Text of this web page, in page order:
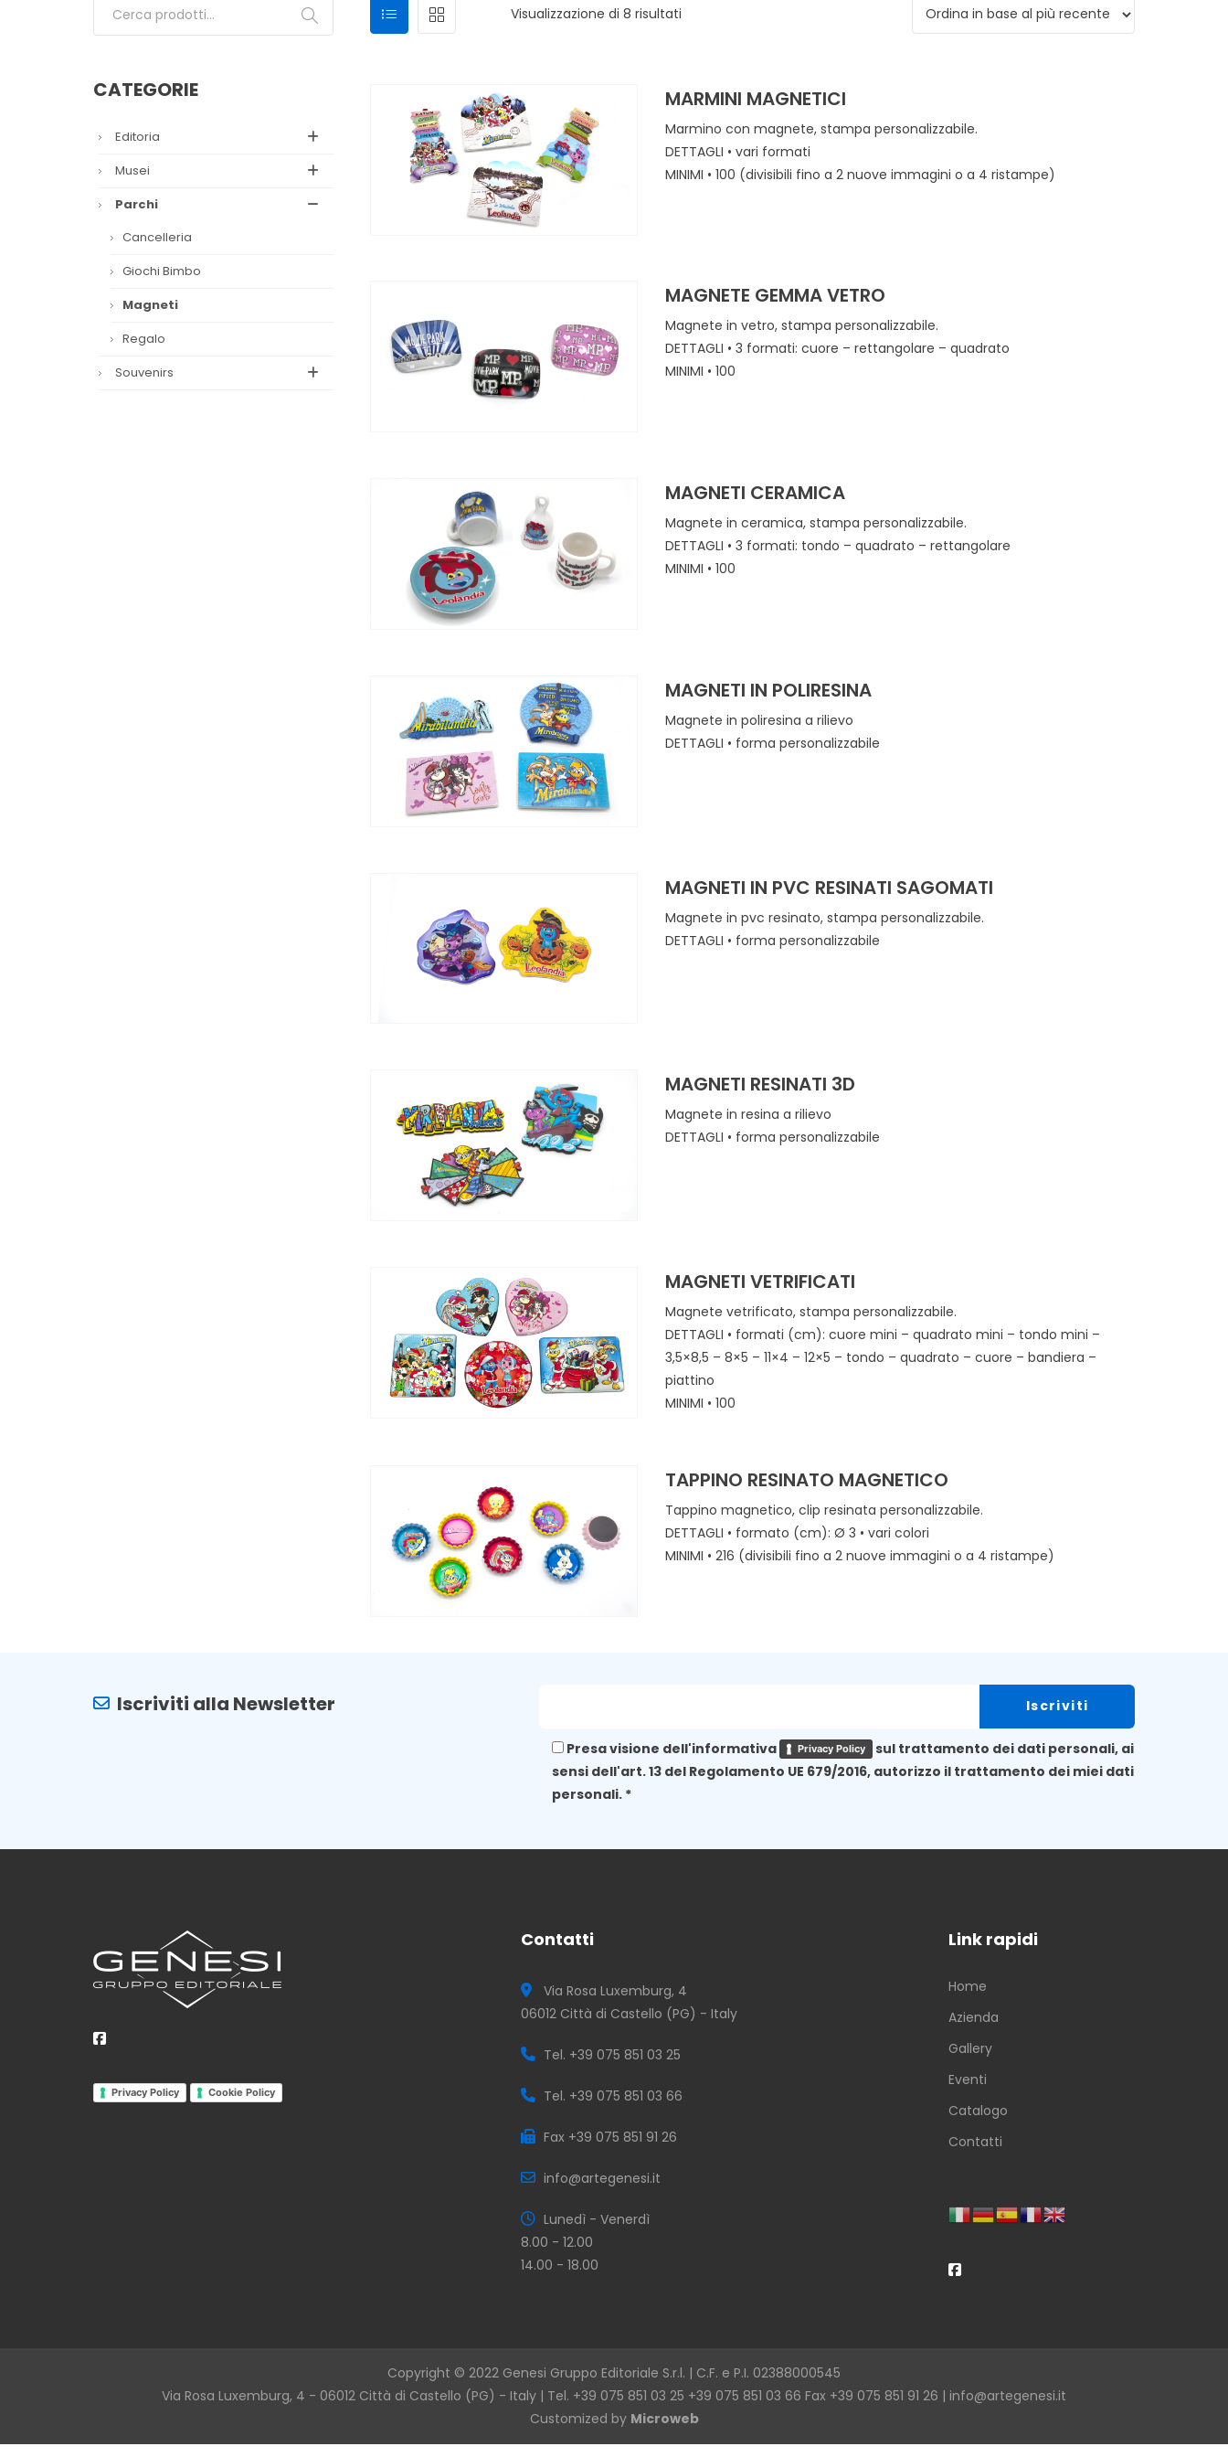
Visualizzazione di 8 risultatiOrdina in base al più recente
MARMINI MAGNETICI
Marmino con magnete, stampa personalizzabile.
DETTAGLI • vari formati
MINIMI • 100 (divisibili fino a 2 nuove immagini o a 4 ristampe)
MAGNETE GEMMA VETRO
Magnete in vetro, stampa personalizzabile.
DETTAGLI • 3 formati: cuore – rettangolare – quadrato
MINIMI • 100
MAGNETI CERAMICA
Magnete in ceramica, stampa personalizzabile.
DETTAGLI • 3 formati: tondo – quadrato – rettangolare
MINIMI • 100
MAGNETI IN POLIRESINA
Magnete in poliresina a rilievo
DETTAGLI • forma personalizzabile
MAGNETI IN PVC RESINATI SAGOMATI
Magnete in pvc resinato, stampa personalizzabile.
DETTAGLI • forma personalizzabile
MAGNETI RESINATI 3D
Magnete in resina a rilievo
DETTAGLI • forma personalizzabile
MAGNETI VETRIFICATI
Magnete vetrificato, stampa personalizzabile.
DETTAGLI • formati (cm): cuore mini – quadrato mini – tondo mini –
3,5×8,5 – 8×5 – 11×4 – 12×5 – tondo – quadrato – cuore – bandiera –
piattino
MINIMI • 100
TAPPINO RESINATO MAGNETICO
Tappino magnetico, clip resinata personalizzabile.
DETTAGLI • formato (cm): Ø 3 • vari colori
MINIMI • 216 (divisibili fino a 2 nuove immagini o a 4 ristampe)
Cerca:
CATEGORIE
Editoria
Musei
Parchi
Cancelleria
Giochi Bimbo
Magneti
Regalo
Souvenirs
Iscriviti alla Newsletter
Presa visione dell'informativa Privacy Policy
sul trattamento dei dati personali, ai
sensi dell'art. 13 del Regolamento UE 679/2016, autorizzo il trattamento dei miei dati
personali. *
Privacy Policy Cookie Policy
Contatti
Via Rosa Luxemburg, 4
06012 Città di Castello (PG) - Italy
Tel. +39 075 851 03 25
Tel. +39 075 851 03 66
Fax +39 075 851 91 26
info@artegenesi.it
Lunedì - Venerdì
8.00 - 12.00
14.00 - 18.00
Link rapidi
Home
Azienda
Gallery
Eventi
Catalogo
Contatti
Copyright © 2022 Genesi Gruppo Editoriale S.r.l. | C.F. e P.I. 02388000545
Via Rosa Luxemburg, 4 - 06012 Città di Castello (PG) - Italy | Tel. +39 075 851 03 25 +39 075 851 03 66 Fax +39 075 851 91 26 | info@artegenesi.it
Customized by Microweb